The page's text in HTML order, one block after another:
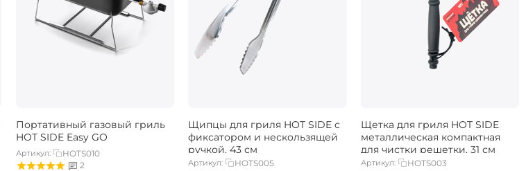
Портативный газовый гриль ​
HOT SIDE Easy GO
Артикул:
HOTS010
2
Щипцы для гриля HOT SIDE с
фиксатором и нескользящей
ручкой, 43 см
Артикул: HOTS005
Щетка для гриля HOT SIDE
металлическая компактная
для чистки решетки, 31 см
Артикул: HOTS003